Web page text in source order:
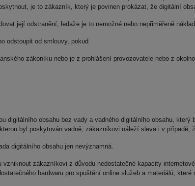
je to zákazník, který je povinen prokázat, že digitální
její odstranění, ledaže je to nemožné nebo nepřiměřeně
odstoupit od smlouvy, pokud
zákoníku nebo je z prohlášení provozovatele nebo z
digitálního obsahu bez vady a vadného digitálního obsahu,
byl poskytován vadně; zákazníkovi náleží sleva i v případě,
digitálního obsahu jen nevýznamná.
vzniknout zákazníkovi z důvodu nedostatečné kapacity
hardwaru pro spuštění online služeb a materiálů, které